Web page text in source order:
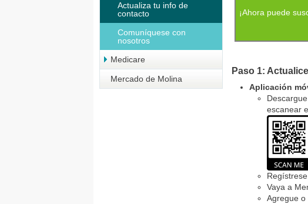
Actualiza tu info de
contacto
Comuníquese con
nosotros
Medicare
Mercado de Molina
¡Ahora puede
Paso 1:
Aplicación
escanear
Vaya a
Agregue